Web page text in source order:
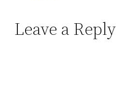
Leave a Reply